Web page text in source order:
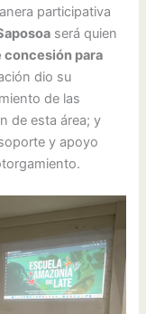
participativa
será quien
concesión para
dio su
de las
de esta área; y
y apoyo